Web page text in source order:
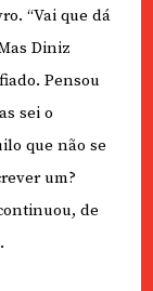
“Vai que dá
Diniz
Pensou
sei o
que não se
um?
de